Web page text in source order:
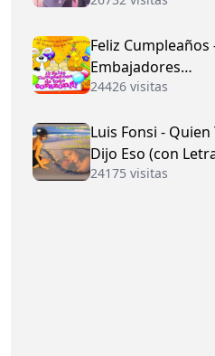
Feliz Cumpleaños
Embajadores
Vallenatos (con
24426 visitas
Luis Fonsi - Quien
Dijo Eso (con
24175 visitas